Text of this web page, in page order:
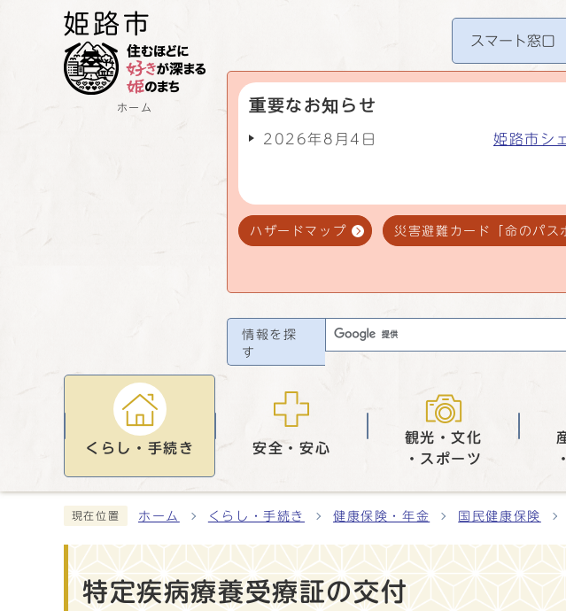
ホーム
スマート窓口
重要なお知らせ
2026年8月4日 姫路市シ
ハザードマップ 災害避難カード「命のパス
情報を探
す
くらし・手続き 安全・安心
観光・文化
・スポーツ
現在位置 ホーム くらし・手続き 健康保険・年金 国民健康保険
特定疾病療養受療証の交付